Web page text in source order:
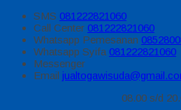
SMS 081222821060
Call Center 081222821060
Whatsapp Pemesanan
Whatsapp Syifa 081222821060
Messenger
Email
08.00 s/d